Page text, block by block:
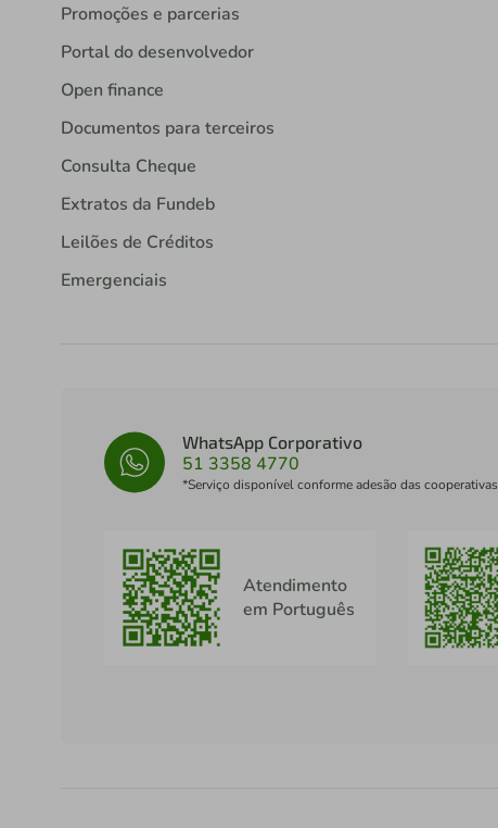
Promoções e parcerias
Portal do desenvolvedor
Open finance
Documentos para terceiros
Consulta Cheque
Extratos da Fundeb
Leilões de Créditos
Emergenciais
WhatsApp Corporativo
51 3358 4770
*Serviço disponível conforme adesão das cooperativas
Atendimento
em Português